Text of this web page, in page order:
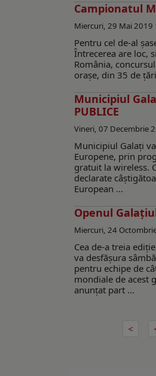
Campionatul
Miercuri, 29 Mai 2019
Pentru cel de-al
Întrecerea are loc,
România,
oraşe, din 35 de
Municipiul
PUBLICE
Vineri, 07 Decembrie
Municipiul Galați
Europene, prin
gratuit la wireless.
declarate
European ...
Openul
Miercuri, 24
Cea de-a treia
va desfăşura
pentru echipe de
mondiale de acest
anunţat part ...